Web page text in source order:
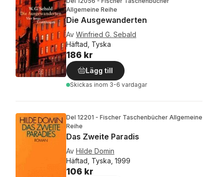
Allgemeine Reihe
Die Ausgewanderten
Av Winfried G. Sebald
Häftad, Tyska
186 kr
Lägg till
Skickas inom 3-6 vardagar
Del 12201 - Fischer Taschenbücher Allgemeine
Reihe
Das Zweite Paradis
Av Hilde Domin
Häftad, Tyska, 1999
106 kr